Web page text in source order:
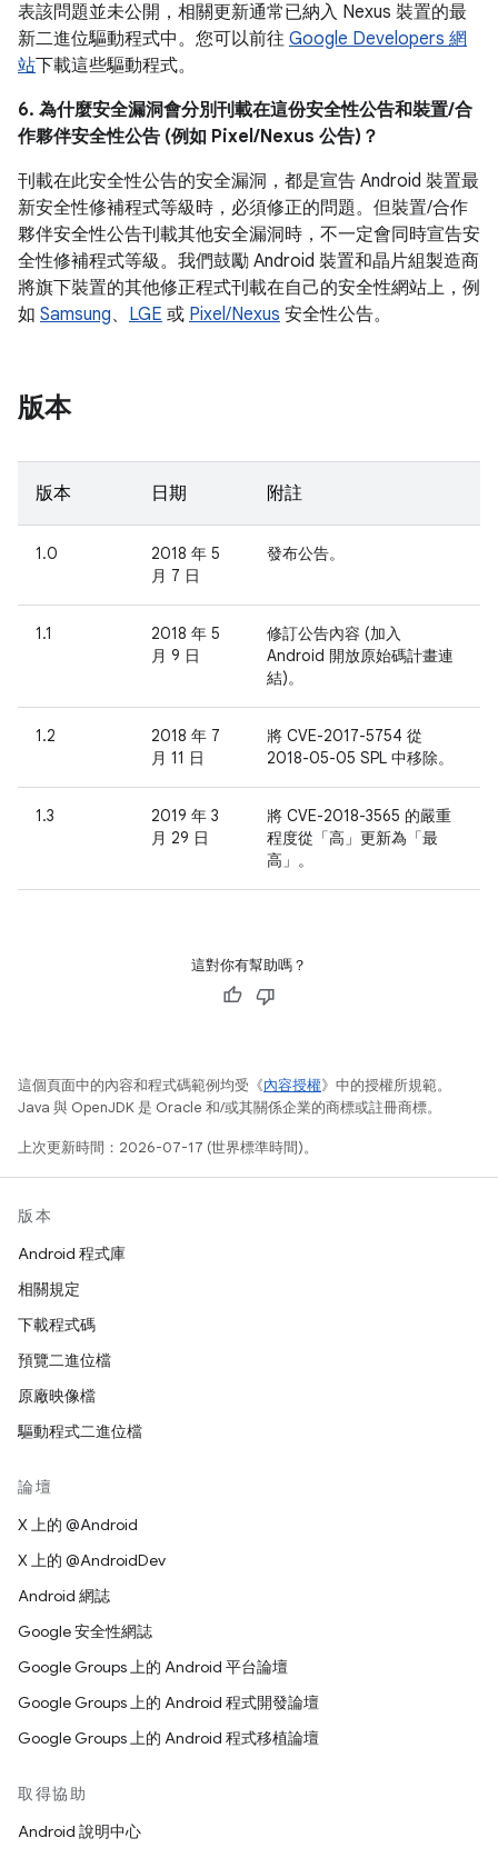
表該問題並未公開，相關更新通常已納入 Nexus 裝置的最
新二進位驅動程式中。您可以前往 Google Developers 網
站下載這些驅動程式。
6. 為什麼安全漏洞會分別刊載在這份安全性公告和裝置/合
作夥伴安全性公告 (例如 Pixel/Nexus 公告)？
刊載在此安全性公告的安全漏洞，都是宣告 Android 裝置最
新安全性修補程式等級時，必須修正的問題。但裝置/合作
夥伴安全性公告刊載其他安全漏洞時，不一定會同時宣告安
全性修補程式等級。我們鼓勵 Android 裝置和晶片組製造商
將旗下裝置的其他修正程式刊載在自己的安全性網站上，例
如 Samsung、 LGE 或 Pixel/Nexus 安全性公告。
版本
版本 日期 附註
1.0
2018 年 5
月 7 日
發布公告。
1.1
2018 年 5
月 9 日
修訂公告內容 (加入
Android 開放原始碼計畫連
結)。
1.2
2018 年 7
月 11 日
將 CVE-2017-5754 從
2018-05-05 SPL 中移除。
1.3
2019 年 3
月 29 日
將 CVE-2018-3565 的嚴重
程度從「高」更新為「最
高」。
這對你有幫助嗎？
這個頁面中的內容和程式碼範例均受《內容授權》中的授權所規範。
Java 與 OpenJDK 是 Oracle 和/或其關係企業的商標或註冊商標。
上次更新時間：2026-07-17 (世界標準時間)。
版本
Android 程式庫
相關規定
下載程式碼
預覽二進位檔
原廠映像檔
驅動程式二進位檔
論壇
X 上的 @Android
X 上的 @AndroidDev
Android 網誌
Google 安全性網誌
Google Groups 上的 Android 平台論壇
Google Groups 上的 Android 程式開發論壇
Google Groups 上的 Android 程式移植論壇
取得協助
Android 說明中心